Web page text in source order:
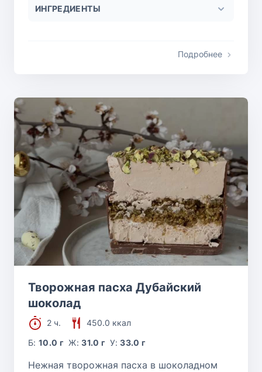
ИНГРЕДИЕНТЫ
Подробнее
Творожная пасха Дубайский
шоколад
2 ч.
450.0 ккал
Б:10.0 г Ж:31.0 г У:33.0 г
Нежная творожная пасха в шоколадном